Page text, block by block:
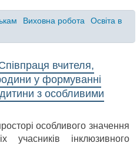
Виховна робота
Освіта в
вчителя,
у формуванні
з особливими
особливого значення
учасників інклюзивного